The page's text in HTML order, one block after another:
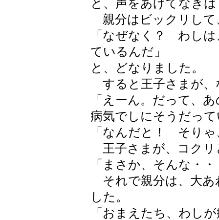
と、声をあげてなき
親分はビックリして
「なぜなく？ わし
ているんだ」
と、どなりました。
すると王子さまが、
「えーん。だって、
病気でしにそうだっ
「なんだと！ そり
王子さまが、コクリ
「まさか、そんな・・
それで親分は、大あ
した。
「おまえたち、わし